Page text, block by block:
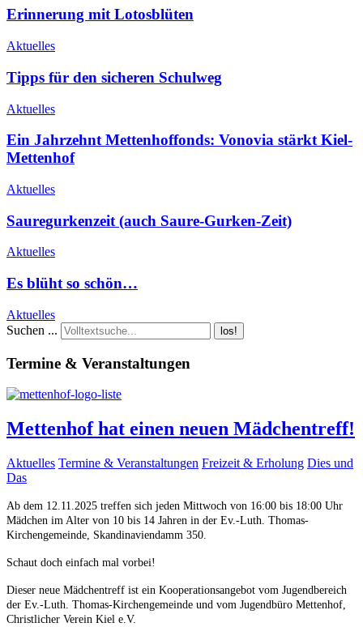
Erinnerung mit Lotosblüten
Aktuelles
Tipps für den sicheren Schulweg
Aktuelles
Ein Jahrzehnt Mettenhoffonds: Vonovia stärkt Kiel-
Mettenhof
Aktuelles
Sauregurkenzeit (auch Saure-Gurken-Zeit)
Aktuelles
Es blüht so schön…
Aktuelles
Suchen ...
los!
Termine & Veranstaltungen
Mettenhof hat einen neuen Mädchentreff!
Aktuelles Termine & Veranstaltungen Freizeit & Erholung Dies und
Das
Ab dem 12.11.2025 treffen sich jeden Mittwoch von 16:00 bis 18:00 Uhr
Mädchen im Alter von 10 bis 14 Jahren in der Ev.-Luth. Thomas-
Kirchengemeinde, Skandinaviendamm 350.
Schaut doch einfach mal vorbei!
Dieser neue Mädchentreff ist ein Kooperationsangebot vom Jugendbereich
der Ev.-Luth. Thomas-Kirchengemeinde und vom Jugendbüro Mettenhof,
Christlicher Verein Kiel e.V.